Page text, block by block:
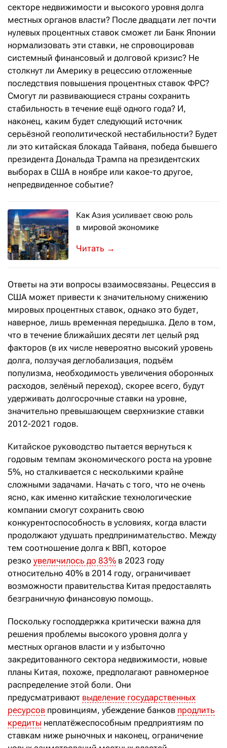
секторе недвижимости и высокого уровня долга
местных органов власти? После двадцати лет почти
нулевых процентных ставок сможет ли Банк Японии
нормализовать эти ставки, не спровоцировав
системный финансовый и долговой кризис? Не
столкнут ли Америку в рецессию отложенные
последствия повышения процентных ставок ФРС?
Смогут ли развивающиеся страны сохранить
стабильность в течение ещё одного года? И,
наконец, каким будет следующий источник
серьёзной геополитической нестабильности? Будет
ли это китайская блокада Тайваня, победа бывшего
президента Дональда Трампа на президентских
выборах в США в ноябре или какое-то другое,
непредвиденное событие?
Как Азия усиливает свою роль
в мировой экономике
Сегодня Китай – вторая по
→
Ответы на эти вопросы взаимосвязаны. Рецессия в
США может привести к значительному снижению
мировых процентных ставок, однако это будет,
наверное, лишь временная передышка. Дело в том,
что в течение ближайших десяти лет целый ряд
факторов (в их числе невероятно высокий уровень
долга, ползучая деглобализация, подъём
популизма, необходимость увеличения оборонных
расходов, зелёный переход), скорее всего, будут
удерживать долгосрочные ставки на уровне,
значительно превышающем сверхнизкие ставки
2012-2021 годов.
Китайское руководство пытается вернуться к
годовым темпам экономического роста на уровне
5%, но сталкивается с несколькими крайне
сложными задачами. Начать с того, что не очень
ясно, как именно китайские технологические
компании смогут сохранить свою
конкурентоспособность в условиях, когда власти
продолжают удушать предпринимательство. Между
тем соотношение долга к ВВП, которое
резко увеличилось до 83% в 2023 году
относительно 40% в 2014 году, ограничивает
возможности правительства Китая предоставлять
безграничную финансовую помощь.
Поскольку господдержка критически важна для
решения проблемы высокого уровня долга у
местных органов власти и у избыточно
закредитованного сектора недвижимости, новые
планы Китая, похоже, предполагают равномерное
распределение этой боли. Они
предусматривают выделение государственных
ресурсов провинциям, убеждение банков продлить
кредиты неплатёжеспособным предприятиям по
ставкам ниже рыночных и наконец, ограничение